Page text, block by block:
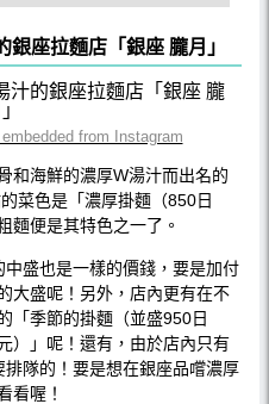
座拉麵店「銀座 朧月」
from Instagram
和海鮮的濃厚W湯汁而出名的
菜色是「濃厚掛麵（850日
麵便是其特色之一了。
盛也是一樣的價錢，要是加付
大盛呢！另外，店內更有在不
「季節的掛麵（並盛950日
）」呢！還有，由於店內只有
隊的！要是想在銀座品嚐濃厚
看喔！